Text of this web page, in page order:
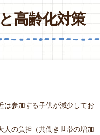
高齢化対策
は参加する子供が減少してお
人の負担（共働き世帯の増加